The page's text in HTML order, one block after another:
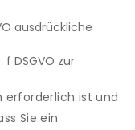
ausdrückliche
f DSGVO zur
erforderlich ist und
Sie ein